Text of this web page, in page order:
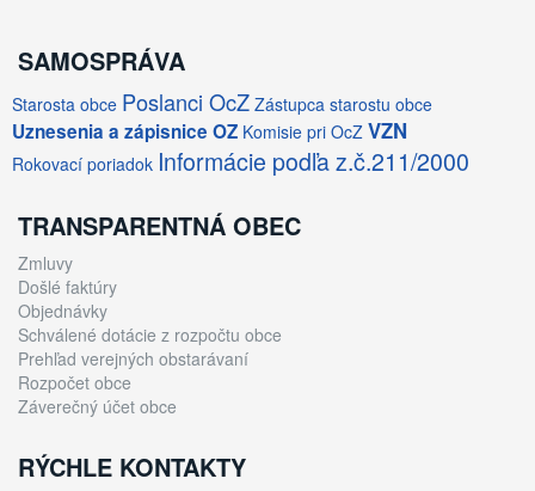
SAMOSPRÁVA
Starosta obce Poslanci OcZ Zástupca starostu obce
Uznesenia a zápisnice OZ Komisie pri OcZ VZN
Rokovací poriadok Informácie podľa z.č.211/2000
TRANSPARENTNÁ OBEC
Zmluvy
Došlé faktúry
Objednávky
Schválené dotácie z rozpočtu obce
Prehľad verejných obstarávaní
Rozpočet obce
Záverečný účet obce
RÝCHLE KONTAKTY